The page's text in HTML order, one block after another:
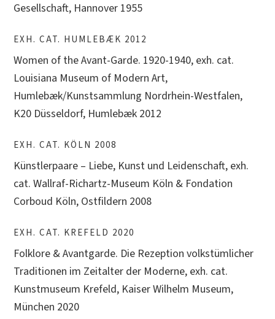
Gesellschaft, Hannover 1955
EXH. CAT. HUMLEBÆK 2012
Women of the Avant-Garde. 1920-1940, exh. cat.
Louisiana Museum of Modern Art,
Humlebæk/Kunstsammlung Nordrhein-Westfalen,
K20 Düsseldorf, Humlebæk 2012
EXH. CAT. KÖLN 2008
Künstlerpaare – Liebe, Kunst und Leidenschaft, exh.
cat. Wallraf-Richartz-Museum Köln & Fondation
Corboud Köln, Ostfildern 2008
EXH. CAT. KREFELD 2020
Folklore & Avantgarde. Die Rezeption volkstümlicher
Traditionen im Zeitalter der Moderne, exh. cat.
Kunstmuseum Krefeld, Kaiser Wilhelm Museum,
München 2020